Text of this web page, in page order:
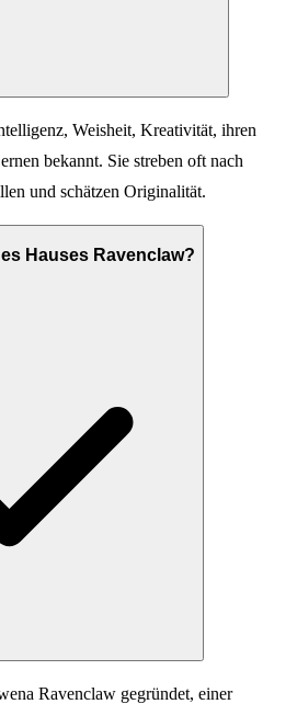
Weisheit, Kreativität, ihren
bekannt. Sie streben oft nach
und schätzen Originalität.
Hauses Ravenclaw?
Ravenclaw gegründet, einer